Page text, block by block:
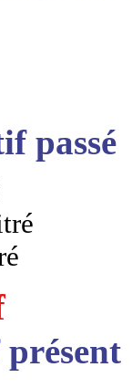
passé